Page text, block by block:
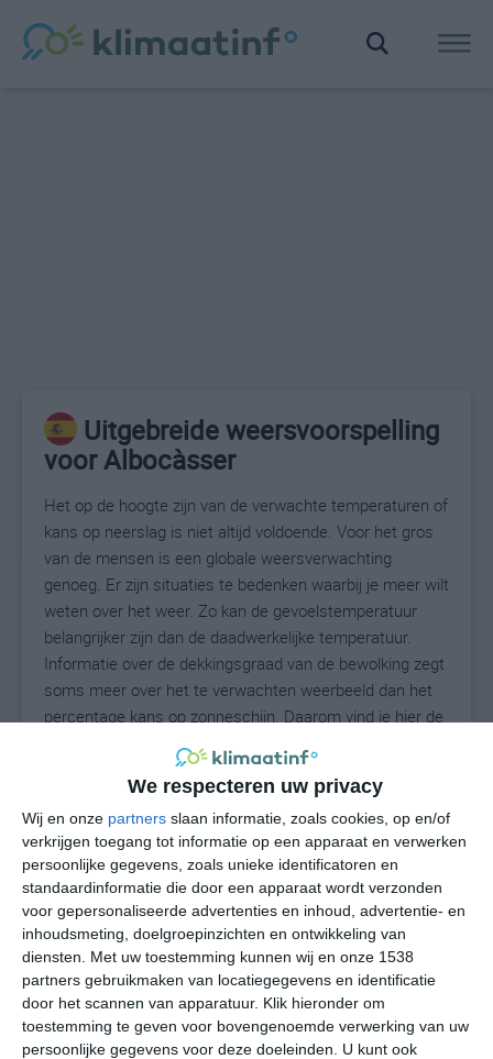
We respecteren uw privacy
Wij en onze partners slaan informatie, zoals cookies, op en/of
verkrijgen toegang tot informatie op een apparaat en verwerken
persoonlijke gegevens, zoals unieke identificatoren en
standaardinformatie die door een apparaat wordt verzonden
voor gepersonaliseerde advertenties en inhoud, advertentie- en
inhoudsmeting, doelgroepinzichten en ontwikkeling van
diensten.
Met uw toestemming kunnen wij en onze 1538
partners gebruikmaken van locatiegegevens en identificatie
door het scannen van apparatuur. Klik hieronder om
toestemming te geven voor bovengenoemde verwerking van uw
persoonlijke gegevens voor deze doeleinden. U kunt ook
Uitgebreide weersvoorspelling
voor Albocàsser
Het op de hoogte zijn van de verwachte temperaturen of
kans op neerslag is niet altijd voldoende. Voor het gros
van de mensen is een globale weersverwachting
genoeg. Er zijn situaties te bedenken waarbij je meer wilt
weten over het weer. Zo kan de gevoelstemperatuur
belangrijker zijn dan de daadwerkelijke temperatuur.
Informatie over de dekkingsgraad van de bewolking zegt
soms meer over het te verwachten weerbeeld dan het
percentage kans op zonneschijn. Daarom vind je hier de
uitgebreide weersvoorspelling voor Albocàsser.
27°C
ma
30°
di wo
31° 21°
do
32° 21°